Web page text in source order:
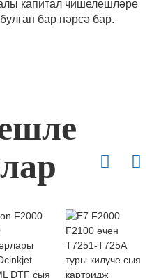
капитал чишелешләре
бар нәрсә бар.